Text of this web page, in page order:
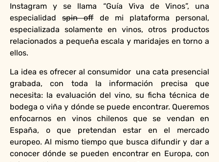
Instagram y se llama “Guía Viva de Vinos”, una
especialidadspin offde mi plataforma personal,
especializada solamente en vinos, otros productos
relacionados a pequeña escala y maridajes en torno a
ellos.
La idea es ofrecer al consumidor una cata presencial
grabada, con toda la información precisa que
necesita: la evaluación del vino, su ficha técnica de
bodega o viña y dónde se puede encontrar. Queremos
enfocarnos en vinos chilenos que se vendan en
España, o que pretendan estar en el mercado
europeo. Al mismo tiempo que busca difundir y dar a
conocer dónde se pueden encontrar en Europa, con